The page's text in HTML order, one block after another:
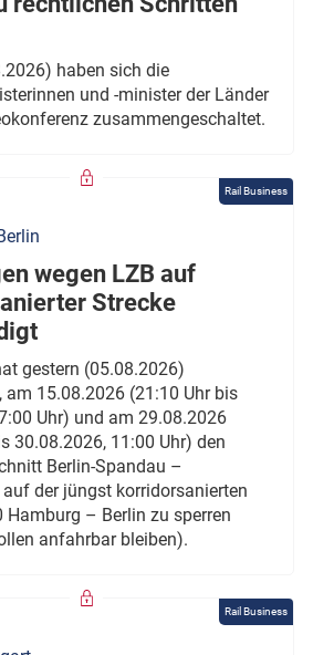
haben sich die
und -minister der Länder
zusammengeschaltet.
Rail Business
wegen LZB auf
Strecke
gestern (05.08.2026)
am 15.08.2026 (21:10 Uhr bis
Uhr) und am 29.08.2026
30.08.2026, 11:00 Uhr) den
Berlin-Spandau –
der jüngst korridorsanierten
Hamburg – Berlin zu sperren
anfahrbar bleiben).
Rail Business